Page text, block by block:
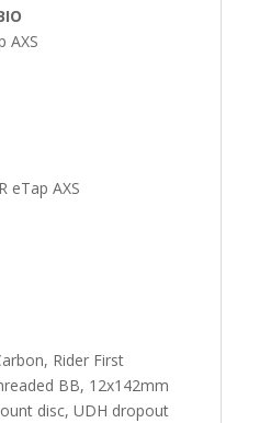
AXS
eTap AXS
Rider First
BB, 12x142mm
disc, UDH dropout